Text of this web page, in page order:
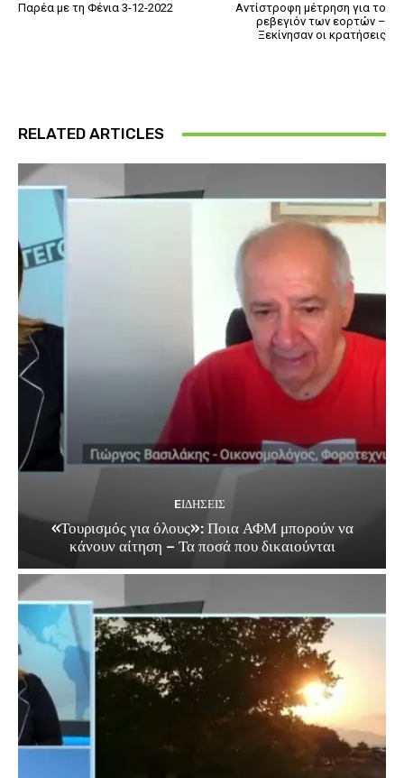
Παρέα με τη Φένια 3-12-2022
Αντίστροφη μέτρηση για το
ρεβεγιόν των εορτών –
Ξεκίνησαν οι κρατήσεις
RELATED ARTICLES
EΙΔΗΣΕΙΣ
«Τουρισμός για όλους»: Ποια ΑΦΜ μπορούν να
κάνουν αίτηση – Τα ποσά που δικαιούνται